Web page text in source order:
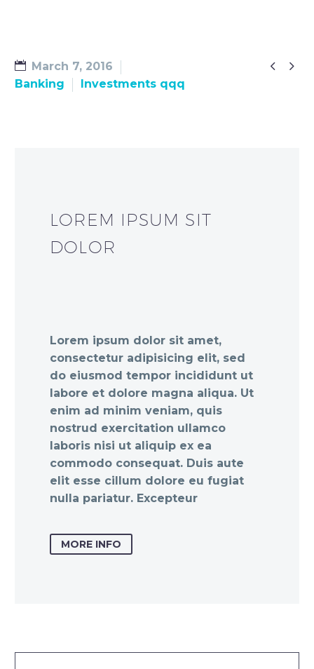
 
March 7, 2016
Banking
Investments qqq
LOREM IPSUM SIT
DOLOR
Lorem ipsum dolor sit amet,
consectetur adipisicing elit, sed
do eiusmod tempor incididunt ut
labore et dolore magna aliqua. Ut
enim ad minim veniam, quis
nostrud exercitation ullamco
laboris nisi ut aliquip ex ea
commodo consequat. Duis aute
elit esse cillum dolore eu fugiat
nulla pariatur. Excepteur
MORE INFO